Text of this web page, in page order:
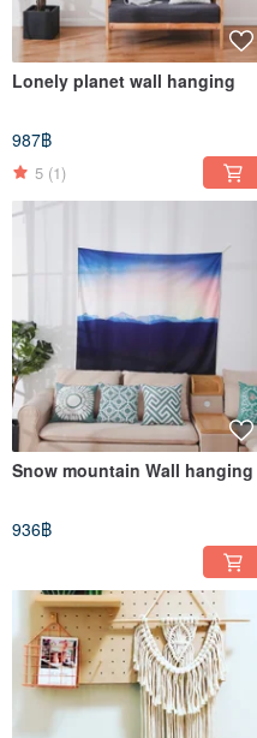
Lonely planet wall hanging
987฿
5 (1)
Snow mountain Wall hanging
936฿